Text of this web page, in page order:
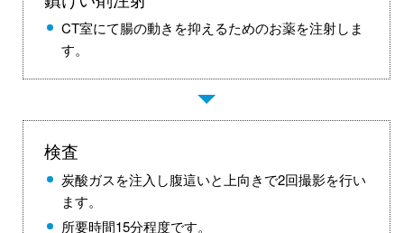
CT室にて腸の動きを抑えるためのお薬を注射しま
す。
検査
炭酸ガスを注入し腹這いと上向きで2回撮影を行い
ます。
所要時間15分程度です。